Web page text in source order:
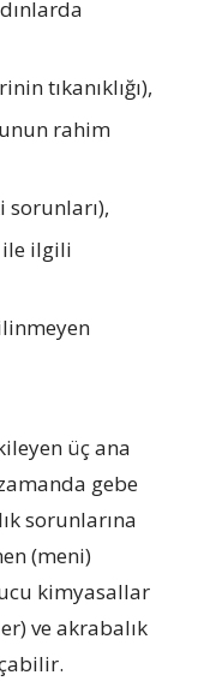
tıkanıklığı),
rahim
ile ilgili
üç ana
gebe
sorunlarına
(meni)
kimyasallar
ve akrabalık